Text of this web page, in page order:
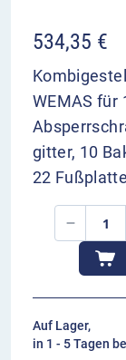
534,35 €
WEMAS für
gitter, 10
22
Auf Lager,
in 1 - 5 Tagen